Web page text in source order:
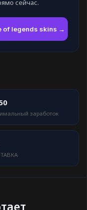
сейчас.
of legends skins →
заработок